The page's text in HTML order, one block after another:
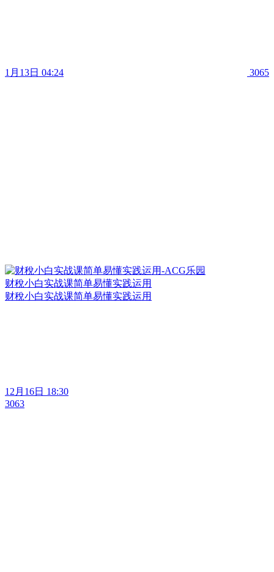
1月13日 04:24 3065
财稅小白实战课简单易懂实践运用
财稅小白实战课简单易懂实践运用
12月16日 18:30
3063